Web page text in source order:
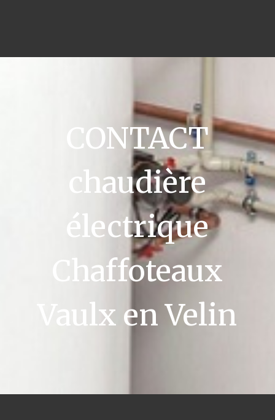
CONTACT
chaudière
électrique
Chaffoteaux
Vaulx en Velin